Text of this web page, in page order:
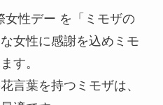
女性デー を「ミモザの
女性に感謝を込めミモ
す。
言葉を持つミモザは、